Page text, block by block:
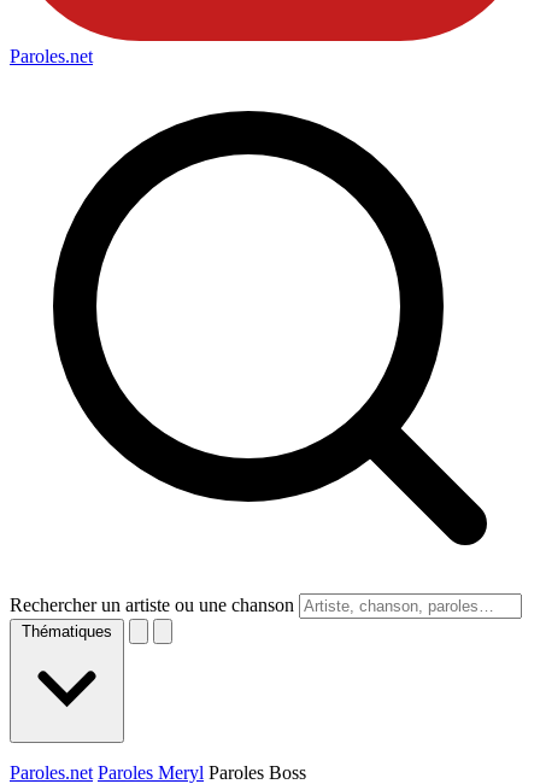
Paroles.net
Rechercher un artiste ou une chanson
Thématiques
Paroles.net Paroles Meryl Paroles Boss